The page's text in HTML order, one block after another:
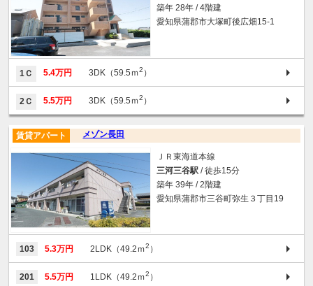
築年 28年 / 4階建
愛知県蒲郡市大塚町後広畑15-1
1Ｃ 5.4万円 3DK（59.5ｍ2 ）
2Ｃ 5.5万円 3DK（59.5ｍ2 ）
メゾン長田
賃貸アパート
ＪＲ東海道本線
三河三谷駅 / 徒歩15分
築年 39年 / 2階建
愛知県蒲郡市三谷町弥生３丁目19
103 5.3万円 2LDK（49.2ｍ2 ）
201 5.5万円 1LDK（49.2ｍ2 ）